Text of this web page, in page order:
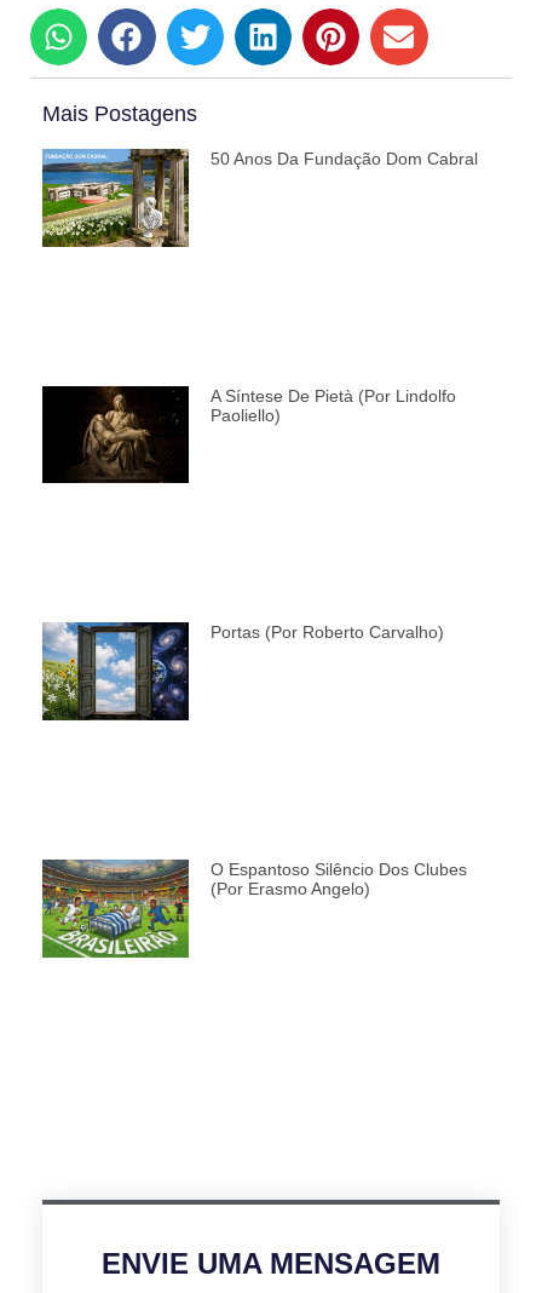
Mais Postagens
50 Anos Da Fundação Dom Cabral
A Síntese De Pietà (por Lindolfo
Paoliello)
Portas (por Roberto Carvalho)
O Espantoso Silêncio Dos Clubes
(por Erasmo Angelo)
ENVIE UMA MENSAGEM